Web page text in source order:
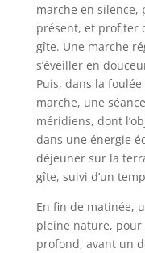
marche en silence,
présent, et profiter
gîte. Une marche
s’éveiller en
Puis, dans la
marche, une
méridiens, dont
dans une énergie
déjeuner sur la
gîte, suivi d’un
En fin de matinée,
pleine nature,
profond, avant un